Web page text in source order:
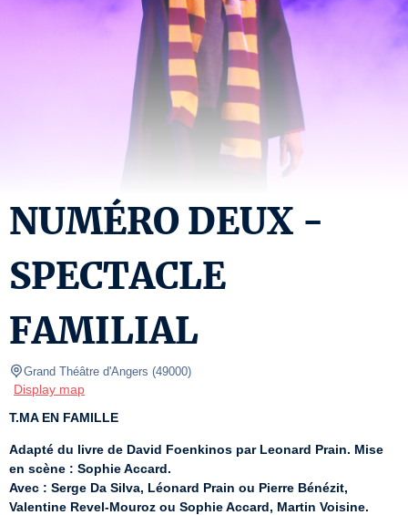
NUMÉRO DEUX -
SPECTACLE
FAMILIAL
Grand Théâtre d'Angers (49000)
Display map
T.MA EN FAMILLE
Adapté du livre de David Foenkinos par Leonard Prain. Mise
en scène : Sophie Accard.
Avec : Serge Da Silva, Léonard Prain ou Pierre Bénézit,
Valentine Revel-Mouroz ou Sophie Accard, Martin Voisine.